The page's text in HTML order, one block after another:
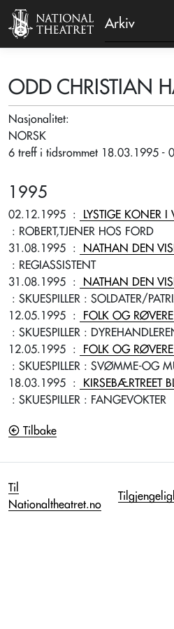
Arkiv
ODD CHRISTIAN
Nasjonalitet:
NORSK
6 treff i tidsrommet 18.03.1995 -
1995
02.12.1995 : LYSTIGE KONER
: ROBERT,TJENER HOS FORD
31.08.1995 :
NATHAN DEN
: REGIASSISTENT
31.08.1995 :
NATHAN DEN
: SKUESPILLER : SOLDATER/
12.05.1995 :
FOLK OG
: SKUESPILLER :
12.05.1995 :
FOLK OG
: SKUESPILLER : SVØMME-OG
18.03.1995 :
KIRSEBÆRTREET
: SKUESPILLER : FANGEVOKTER
Tilbake
Til
Nationaltheatret.no